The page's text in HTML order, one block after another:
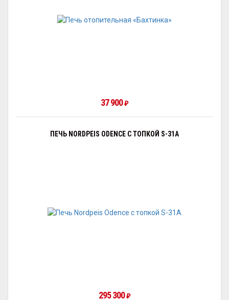
37 900₽
ПЕЧЬ NORDPEIS ODENCE С ТОПКОЙ S-31A
295 300₽